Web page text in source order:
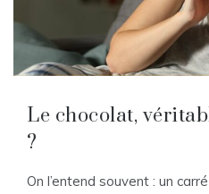
Le chocolat,
?
On l’entend souvent : un